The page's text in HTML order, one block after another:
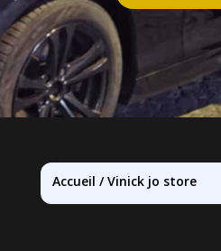
Accueil /Vinick jo store